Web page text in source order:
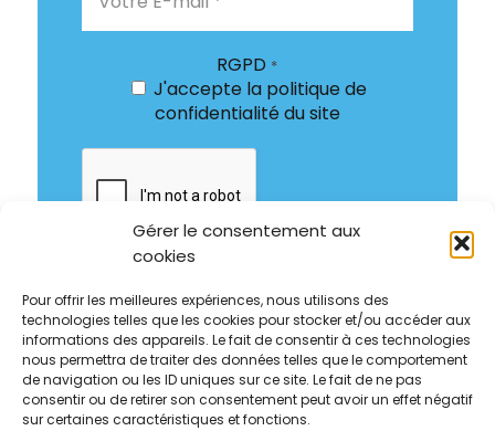
Gérer le consentement aux
cookies
Pour offrir les meilleures expériences, nous utilisons des
technologies telles que les cookies pour stocker et/ou accéder aux
informations des appareils. Le fait de consentir à ces technologies
nous permettra de traiter des données telles que le comportement
de navigation ou les ID uniques sur ce site. Le fait de ne pas
consentir ou de retirer son consentement peut avoir un effet négatif
sur certaines caractéristiques et fonctions.
RGPD *
J'accepte la politique de
confidentialitédu site